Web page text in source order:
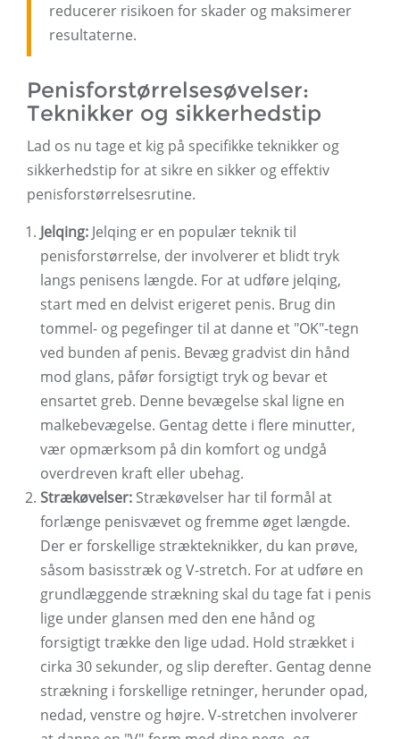
reducerer risikoen for skader og maksimerer
resultaterne.
Penisforstørrelsesøvelser:
Teknikker og sikkerhedstip
Lad os nu tage et kig på specifikke teknikker og
sikkerhedstip for at sikre en sikker og effektiv
penisforstørrelsesrutine.
Jelqing: Jelqing er en populær teknik til
penisforstørrelse, der involverer et blidt tryk
langs penisens længde. For at udføre jelqing,
start med en delvist erigeret penis. Brug din
tommel- og pegefinger til at danne et "OK"-tegn
ved bunden af ​​penis. Bevæg gradvist din hånd
mod glans, påfør forsigtigt tryk og bevar et
ensartet greb. Denne bevægelse skal ligne en
malkebevægelse. Gentag dette i flere minutter,
vær opmærksom på din komfort og undgå
overdreven kraft eller ubehag.
Strækøvelser: Strækøvelser har til formål at
forlænge penisvævet og fremme øget længde.
Der er forskellige strækteknikker, du kan prøve,
såsom basisstræk og V-stretch. For at udføre en
grundlæggende strækning skal du tage fat i penis
lige under glansen med den ene hånd og
forsigtigt trække den lige udad. Hold strækket i
cirka 30 sekunder, og slip derefter. Gentag denne
strækning i forskellige retninger, herunder opad,
nedad, venstre og højre. V-stretchen involverer